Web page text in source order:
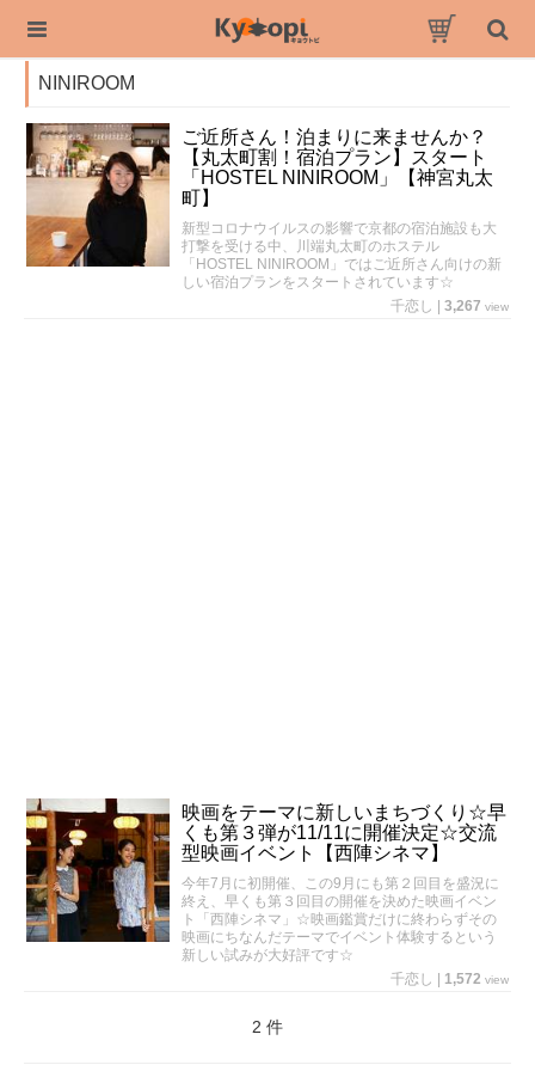
NINIROOM
ご近所さん！泊まりに来ませんか？
【丸太町割！宿泊プラン】スタート
「HOSTEL NINIROOM」【神宮丸太
町】
新型コロナウイルスの影響で京都の宿泊施設も大
打撃を受ける中、川端丸太町のホステル
「HOSTEL NINIROOM」ではご近所さん向けの新
しい宿泊プランをスタートされています☆
千恋し
3,267 view
映画をテーマに新しいまちづくり☆早
くも第３弾が11/11に開催決定☆交流
型映画イベント【西陣シネマ】
今年7月に初開催、この9月にも第２回目を盛況に
終え、早くも第３回目の開催を決めた映画イベン
ト「西陣シネマ」☆映画鑑賞だけに終わらずその
映画にちなんだテーマでイベント体験するという
新しい試みが大好評です☆
千恋し
1,572 view
2 件